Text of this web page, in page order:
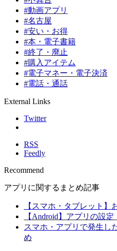
#動画アプリ
#名古屋
#安い・お得
#本・電子書籍
#終了・廃止
#購入アイテム
#電子マネー・電子決済
#電話・通話
External Links
Twitter
RSS
Feedly
Recommend
アプリに関するまとめ記事
【スマホ・タブレット】
【Android】アプリの設
スマホ・アプリで発生し
め